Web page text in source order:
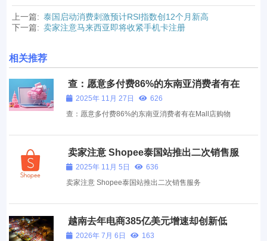
上一篇: 泰国启动消费刺激预计RSI指数创12个月新高
下一篇: 卖家注意马来西亚即将收紧手机卡注册
相关推荐
查：愿意多付费86%的东南亚消费者有在
Mall店购物
2025年 11月 27日
626
查：愿意多付费86%的东南亚消费者有在Mall店购物
卖家注意 Shopee泰国站推出二次销售服
务 2025年 11月 5日
636
卖家注意 Shopee泰国站推出二次销售服务
越南去年电商385亿美元增速却创新低
2026年 7月 6日
163